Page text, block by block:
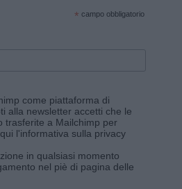
* campo obbligatorio
come piattaforma di
alla newsletter accetti che le
trasferite a Mailchimp per
l'informativa sulla privacy
in qualsiasi momento
nel piè di pagina delle